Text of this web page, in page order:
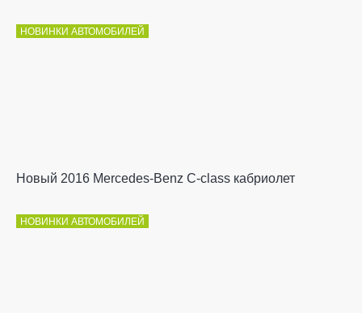
НОВИНКИ АВТОМОБИЛЕЙ
Новый 2016 Mercedes-Benz C-class кабриолет
НОВИНКИ АВТОМОБИЛЕЙ